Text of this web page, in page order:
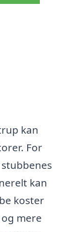
kan
For
kan
koster
mere